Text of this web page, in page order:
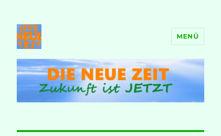
DIE NEUE ZEIT
MENÜ